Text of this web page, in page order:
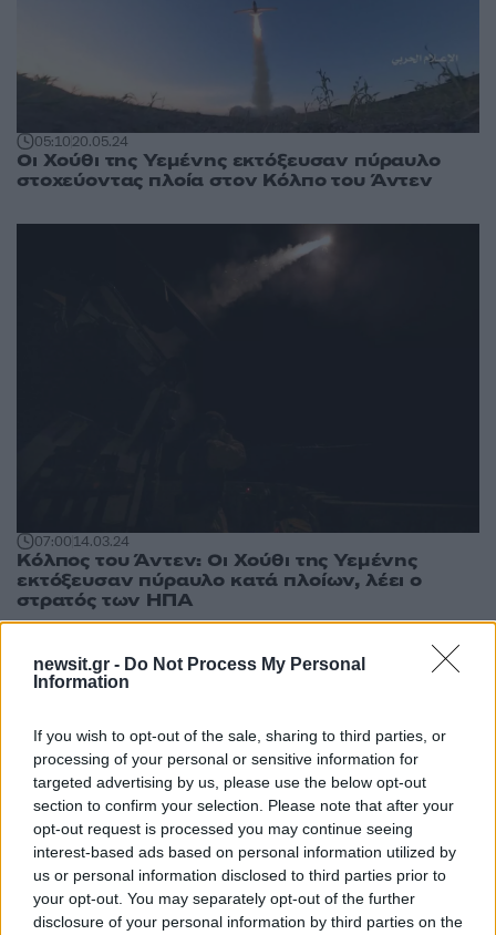
newsit.gr - Do Not Process My Personal
Information
If you wish to opt-out of the sale, sharing to third parties, or
processing of your personal or sensitive information for
targeted advertising by us, please use the below opt-out
section to confirm your selection. Please note that after your
opt-out request is processed you may continue seeing
interest-based ads based on personal information utilized by
us or personal information disclosed to third parties prior to
your opt-out. You may separately opt-out of the further
disclosure of your personal information by third parties on the
05:1020.05.24
Οι Χούθι της Υεμένης εκτόξευσαν πύραυλο
στοχεύοντας πλοία στον Κόλπο του Άντεν
07:0014.03.24
Kόλπος του Άντεν: Οι Χούθι της Υεμένης
εκτόξευσαν πύραυλο κατά πλοίων, λέει ο
στρατός των ΗΠΑ
14:5219.02.24
Επίθεση σε ελληνικό
πλοίο ανατολικά του
κόλπου του Άντεν
22:27 15.02.24
Οι Χούθι ανέλαβαν
την ευθύνη για την
επίθεση κατά του
ελληνόκτητου
φορτηγού πλοίου στο
Άντεν